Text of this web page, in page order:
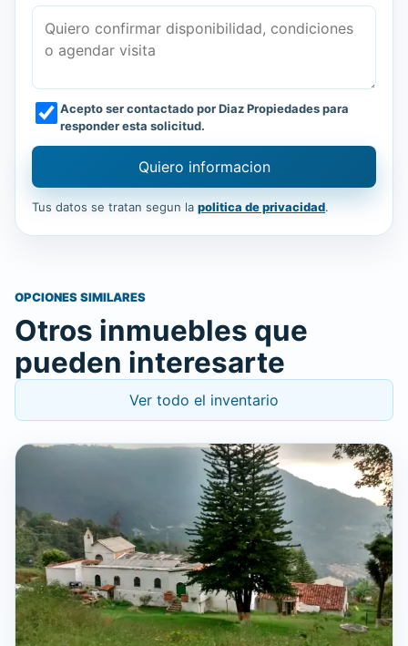
Acepto ser contactado por Diaz Propiedades para
responder esta solicitud.
Quiero informacion
Tus datos se tratan segun la politica de privacidad.
OPCIONES SIMILARES
Otros inmuebles que
pueden interesarte
Ver todo el inventario